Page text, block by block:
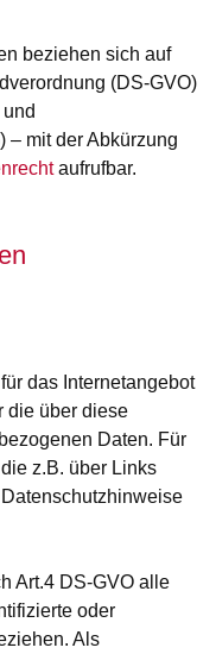
beziehen sich auf
(DS-GVO)
– mit der Abkürzung
Fenster
aufrufbar.
das Internetangebot
die über diese
Daten. Für
z.B. über Links
Art.4 DS-GVO alle
oder
Als